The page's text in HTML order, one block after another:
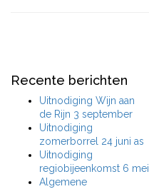
Recente berichten
Uitnodiging Wijn aan
de Rijn 3 september
Uitnodiging
zomerborrel 24 juni as
Uitnodiging
regiobijeenkomst 6 mei
Algemene